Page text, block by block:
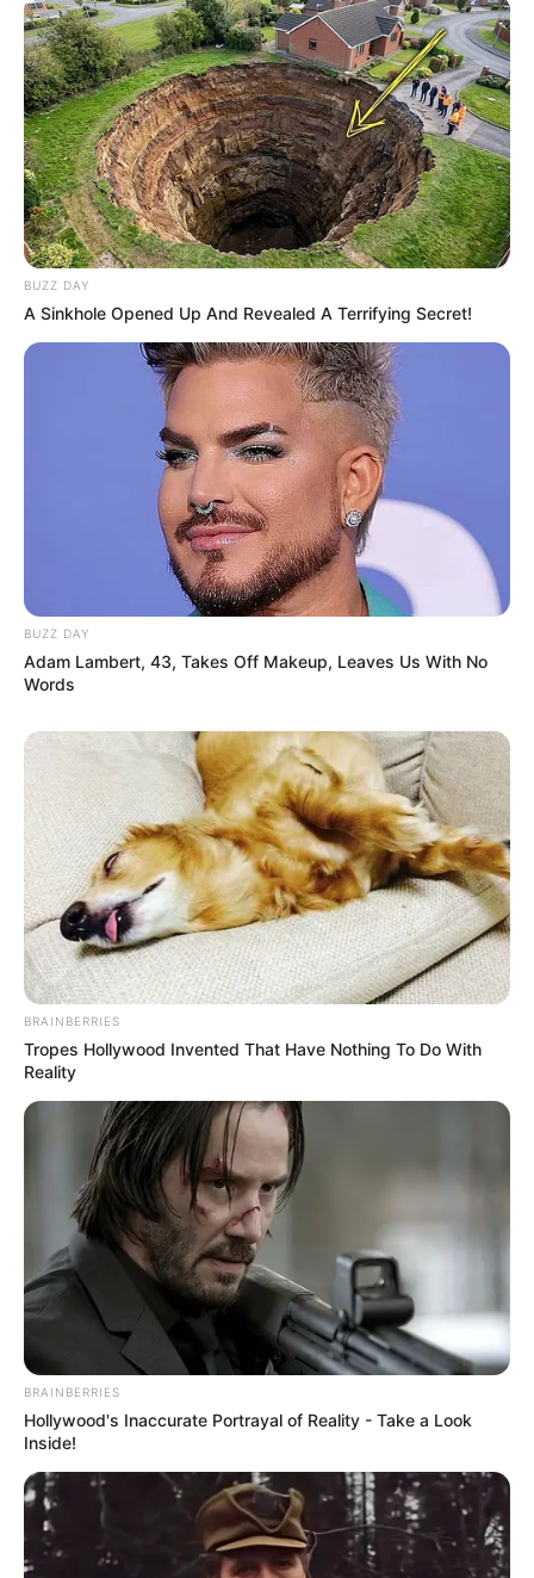
BUZZ DAY
A Sinkhole Opened Up And Revealed A Terrifying Secret!
BUZZ DAY
Adam Lambert, 43, Takes Off Makeup, Leaves Us With No
Words
BRAINBERRIES
Tropes Hollywood Invented That Have Nothing To Do With
Reality
BRAINBERRIES
Hollywood's Inaccurate Portrayal of Reality - Take a Look
Inside!